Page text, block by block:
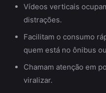
Vídeos verticais
distrações.
Facilitam o consumo
quem está no ônibus
Chamam atenção em
viralizar.